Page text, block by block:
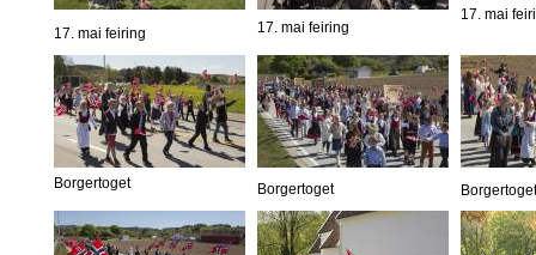
17. mai feiring 17. mai feiring
17. mai
Borgertoget Borgertoget Borgertoget